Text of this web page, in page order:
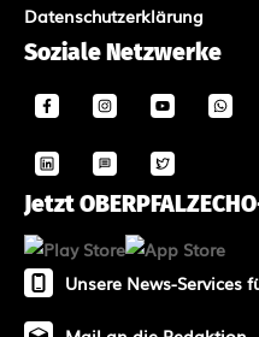
Datenschutzerklärung
Soziale Netzwerke
Jetzt
Unsere News-Services